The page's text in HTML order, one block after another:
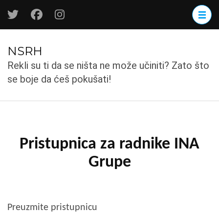
to
(Press
Enter)
NSRH
Rekli su ti da se ništa ne može učiniti? Zato što
se boje da ćeš pokušati!
Pristupnica za radnike INA
Grupe
Preuzmite pristupnicu